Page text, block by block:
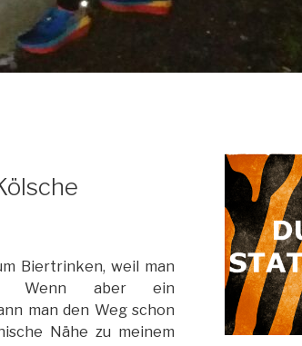
Biertrinken, weil man
Wenn aber ein
man den Weg schon
Nähe zu meinem